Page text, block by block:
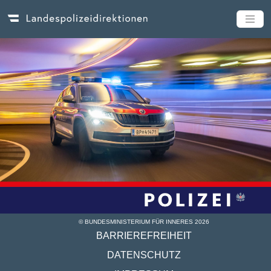
© BUNDESMINISTERIUM FÜR INNERES 2026
BARRIEREFREIHEIT
DATENSCHUTZ